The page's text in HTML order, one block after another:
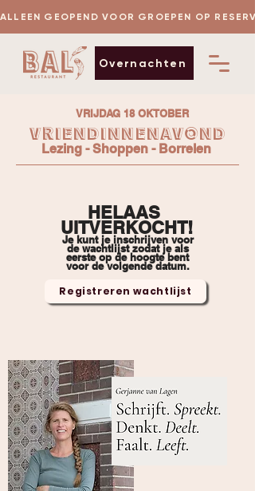
Overnachten
GEOPEND VOOR GROEPEN OP
VRIJDAG 18 OKTOBER
vriendinnenavonD
Lezing - Shoppen - Borrelen
HELAAS
UITVERKOCHT!
Je kunt je inschrijven voor
de wachtlijst zodat je als
eerste op de hoogte bent
voor de volgende datum.
Registreren wachtlijst